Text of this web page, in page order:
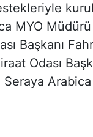
MYO
Başkanı
Odası